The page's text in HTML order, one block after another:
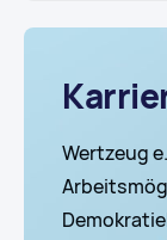
Wertzeug